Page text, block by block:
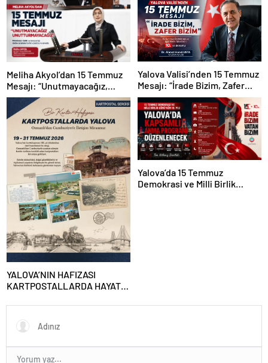
Meliha Akyol’dan 15 Temmuz
Mesajı: “Unutmayacağız,
Unutturmayacağız”
Yalova Valisi’nden 15 Temmuz
Mesajı: “İrade Bizim, Zafer
Bizim”
YALOVA’NIN HAFIZASI
KARTPOSTALLARDA HAYAT
Yalova’da 15 Temmuz
Demokrasi ve Milli Birlik